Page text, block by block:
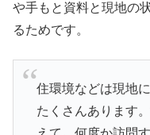
や手もと資料と現地の
るためです。
住環境などは現地
たくさんあります